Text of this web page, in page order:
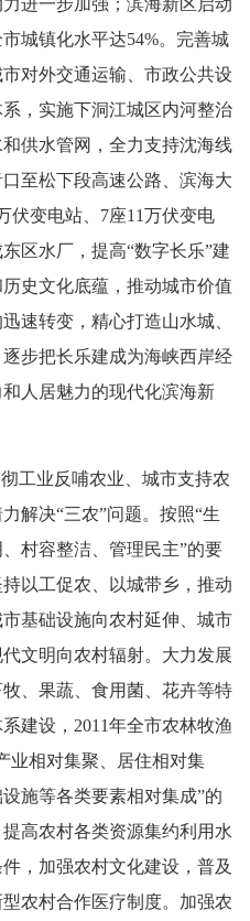
城镇化水平达54%。完善城
对外交通运输、市政公共设
，实施下洞江城区内河整治
供水管网，全力支持沈海线
至松下段高速公路、滨海大
伏变电站、 7座11万伏变电
区水厂，提高“数字长乐”建
史文化底蕴，推动城市价值
速转变，精心打造山水城、
步把长乐建成为海峡西岸经
人居魅力的现代化滨海新
工业反哺农业、城市支持农
解决“三农”问题。按照“生
村容整洁、管理民主”的要
以工促农、以城带乡，推动
基础设施向农村延伸、城市
文明向农村辐射。大力发展
、果蔬、食用菌、花卉等特
建设， 2011年全市农林牧渔
业相对集聚、居住相对集
施等各类要素相对集成”的
高农村各类资源集约利用水
，加强农村文化建设，普及
农村合作医疗制度。加强农